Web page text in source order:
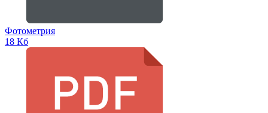
Фотометрия
18 Кб